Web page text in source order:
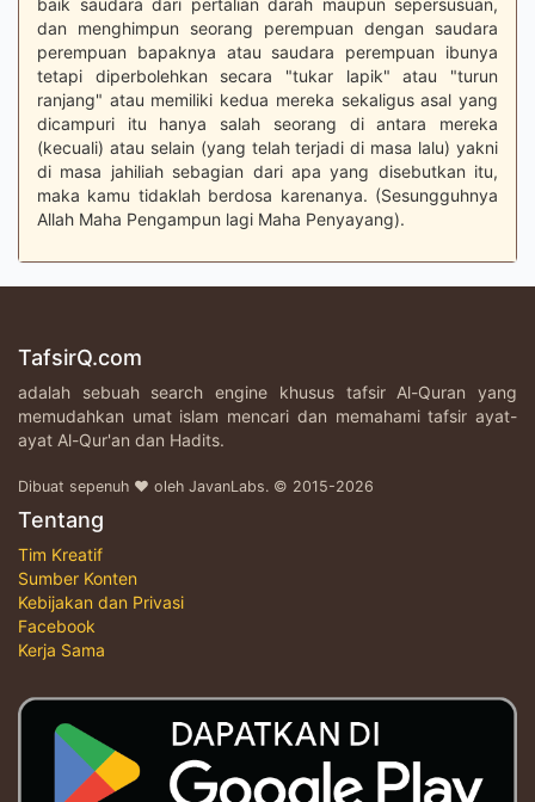
baik saudara dari pertalian darah maupun sepersusuan,
dan menghimpun seorang perempuan dengan saudara
perempuan bapaknya atau saudara perempuan ibunya
tetapi diperbolehkan secara "tukar lapik" atau "turun
ranjang" atau memiliki kedua mereka sekaligus asal yang
dicampuri itu hanya salah seorang di antara mereka
(kecuali) atau selain (yang telah terjadi di masa lalu) yakni
di masa jahiliah sebagian dari apa yang disebutkan itu,
maka kamu tidaklah berdosa karenanya. (Sesungguhnya
Allah Maha Pengampun lagi Maha Penyayang).
TafsirQ.com
adalah sebuah search engine khusus tafsir Al-Quran yang
memudahkan umat islam mencari dan memahami tafsir ayat-
ayat Al-Qur'an dan Hadits.
Dibuat sepenuh ♥ oleh JavanLabs. © 2015-2026
Tentang
Tim Kreatif
Sumber Konten
Kebijakan dan Privasi
Facebook
Kerja Sama